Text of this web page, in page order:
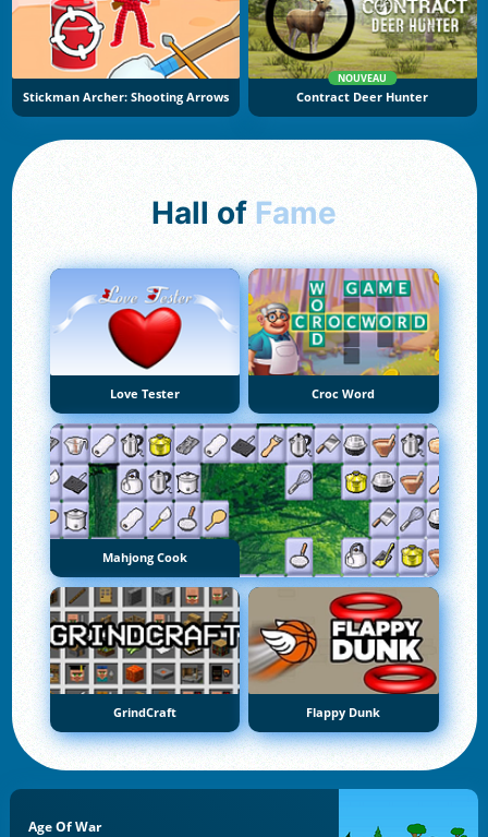
Stickman Archer: Shooting Arrows
NOUVEAU
Contract Deer Hunter
Hall of Fame
Love Tester Croc Word
Mahjong Cook
GrindCraft Flappy Dunk
Age Of War